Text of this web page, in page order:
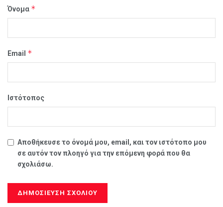
Όνομα *
Email *
Ιστότοπος
Αποθήκευσε το όνομά μου, email, και τον ιστότοπο μου
σε αυτόν τον πλοηγό για την επόμενη φορά που θα
σχολιάσω.